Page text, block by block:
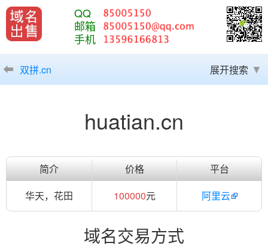
QQ
邮箱
手机
双拼.cn 展开搜索
huatian.cn
简介 价格
平台
华天，花田
100000元 阿里云
域名交易方式